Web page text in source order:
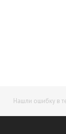
Нашли ошибку в